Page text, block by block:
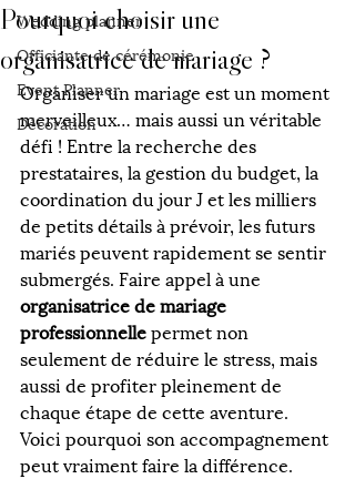
Wedding planner
Officiante de cérémonie
Event Planner
Décoration
Pourquoi choisir une
organisatrice de mariage ?
Organiser un mariage est un moment
merveilleux… mais aussi un véritable
défi ! Entre la recherche des
prestataires, la gestion du budget, la
coordination du jour J et les milliers
de petits détails à prévoir, les futurs
mariés peuvent rapidement se sentir
submergés. Faire appel à une
organisatrice de mariage
professionnelle permet non
seulement de réduire le stress, mais
aussi de profiter pleinement de
chaque étape de cette aventure.
Voici pourquoi son accompagnement
peut vraiment faire la différence.